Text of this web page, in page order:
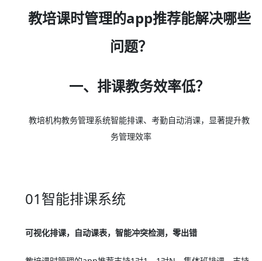
教培课时管理的app推荐能解决哪些
问题？
一、排课教务效率低？
教培机构教务管理系统智能排课、考勤自动消课，显著提升教
务管理效率
01智能排课系统
可视化排课，自动课表，智能冲突检测，零出错